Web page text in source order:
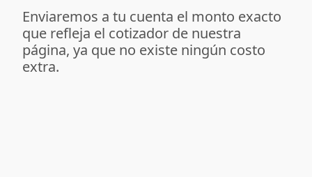
Enviaremos a tu cuenta el monto exacto
que refleja el cotizador de nuestra
página, ya que no existe ningún costo
extra.